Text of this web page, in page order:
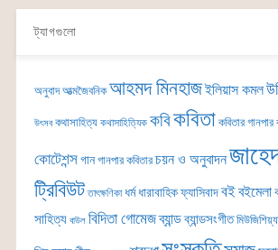
ট্যাগগুলো
অনুবাদ আত্মজৈবনিক আহমদ মিনহাজইলিয়াস কমল
উৎসব কথাসাহিত্য কথাসাহিত্যিক কবিকবিতা কবিতার গানপার
কোটেশন্সগান গানপার কবিতার চয়ন ও অনুবাদন
ট্রিবিউট তাৎক্ষণিকা ধর্ম ধারাবাহিকফ্যাসিবাদবইবইমেলা
সাহিত্য বাউল বিদিতা গোমেজব্যান্ডব্যান্ডসংগীত